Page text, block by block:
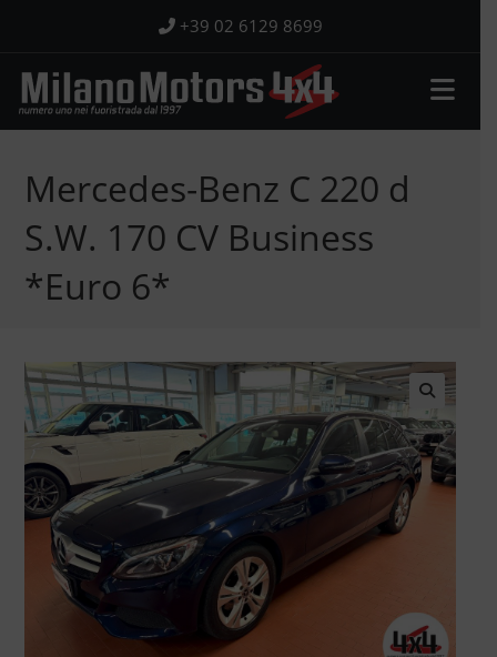
contenuto
+39 02 6129 8699
Mercedes-Benz C 220 d
S.W. 170 CV Business
*Euro 6*
🔍